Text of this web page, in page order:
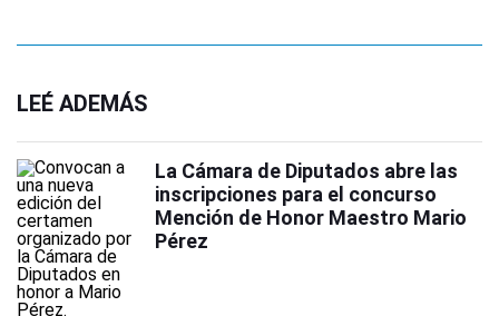
LEÉ ADEMÁS
La Cámara de Diputados abre las
inscripciones para el concurso
Mención de Honor Maestro Mario
Pérez